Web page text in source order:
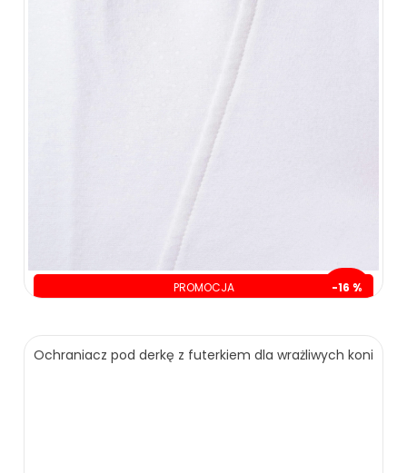
PROMOCJA -16 %
Ochraniacz pod derkę z futerkiem dla wrażliwych koni